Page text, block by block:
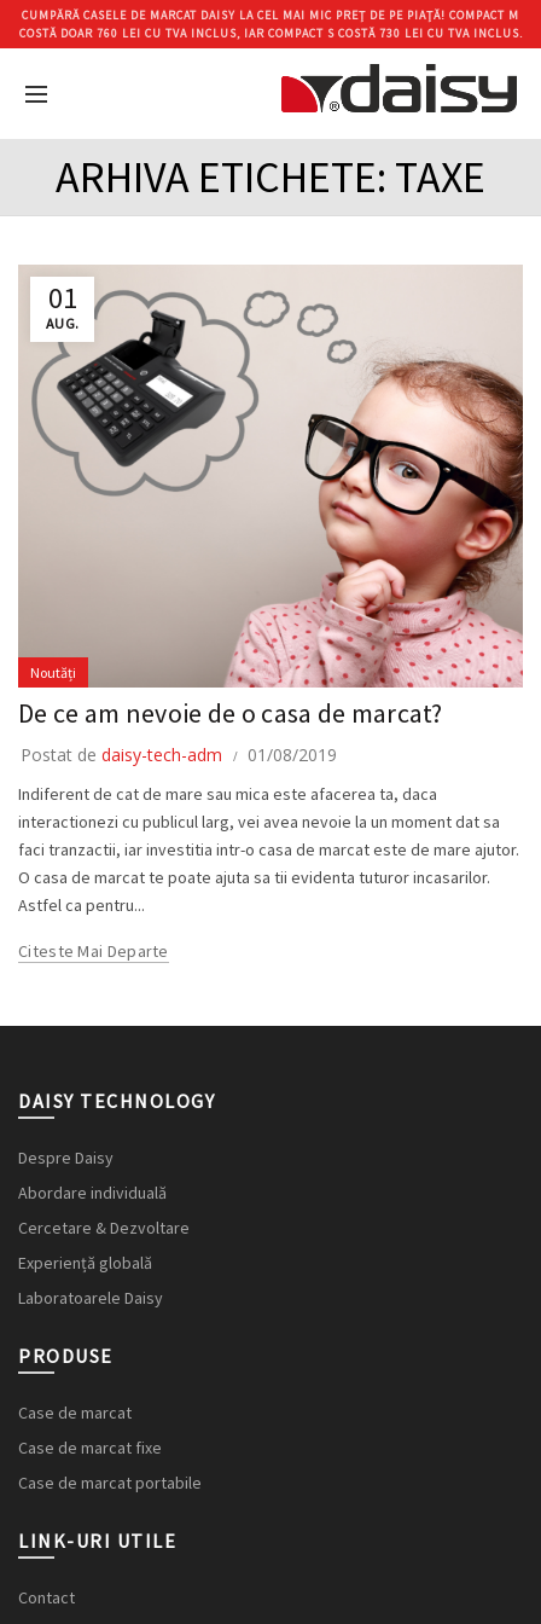
ARHIVA ETICHETE: TAXE
01
AUG.
Noutăți
De ce am nevoie de o casa de marcat?
Postat de daisy-tech-adm 01/08/2019
Indiferent de cat de mare sau mica este afacerea ta, daca
interactionezi cu publicul larg, vei avea nevoie la un moment dat sa
faci tranzactii, iar investitia intr-o casa de marcat este de mare ajutor.
O casa de marcat te poate ajuta sa tii evidenta tuturor incasarilor.
Astfel ca pentru...
Citeste Mai Departe
DAISY TECHNOLOGY
Despre Daisy
Abordare individuală
Cercetare & Dezvoltare
Experiență globală
Laboratoarele Daisy
PRODUSE
Case de marcat
Case de marcat fixe
Case de marcat portabile
LINK-URI UTILE
Contact
CUMPĂRĂ CASELE DE MARCAT DAISY LA CEL MAI MIC PREȚ DE PE PIAȚĂ! COMPACT M
COSTĂ DOAR 760 LEI CU TVA INCLUS, IAR COMPACT S COSTĂ 730 LEI CU TVA INCLUS.